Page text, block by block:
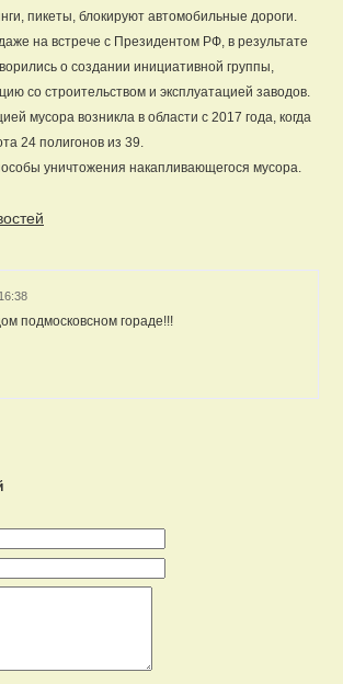
пикеты, блокируют автомобильные дороги.
на встрече с Президентом РФ, в результате
о создании инициативной группы,
со строительством и эксплуатацией заводов.
мусора возникла в области с 2017 года, когда
24 полигонов из 39.
уничтожения накапливающегося мусора.
подмосковсном гораде!!!